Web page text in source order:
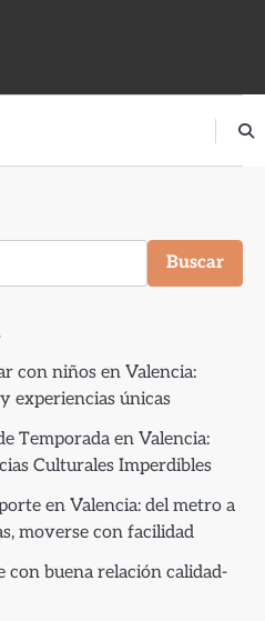
Buscar
con niños en Valencia:
experiencias únicas
Temporada en Valencia:
Culturales Imperdibles
en Valencia: del metro a
moverse con facilidad
con buena relación calidad-